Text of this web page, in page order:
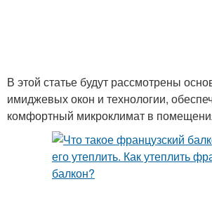
Балкон от солнца
В этой статье будут рассмотрены
имиджевых окон и технологии,
комфортный микроклимат в